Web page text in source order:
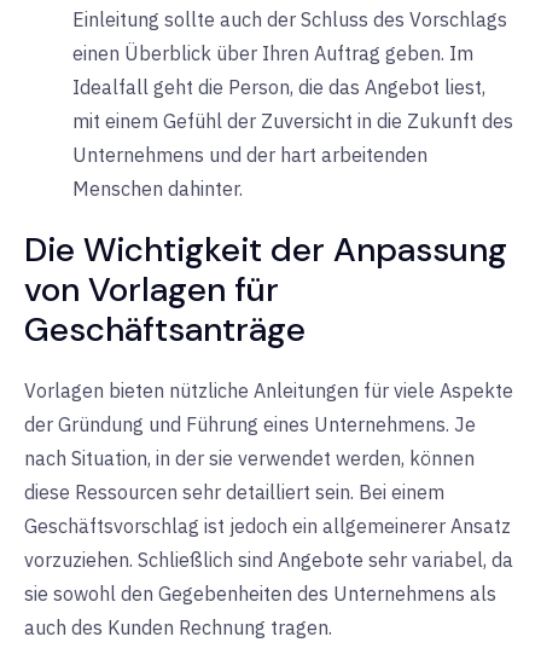
Einleitung sollte auch der Schluss des Vorschlags
einen Überblick über Ihren Auftrag geben. Im
Idealfall geht die Person, die das Angebot liest,
mit einem Gefühl der Zuversicht in die Zukunft des
Unternehmens und der hart arbeitenden
Menschen dahinter.
Die Wichtigkeit der Anpassung
von Vorlagen für
Geschäftsanträge
Vorlagen bieten nützliche Anleitungen für viele Aspekte
der Gründung und Führung eines Unternehmens. Je
nach Situation, in der sie verwendet werden, können
diese Ressourcen sehr detailliert sein. Bei einem
Geschäftsvorschlag ist jedoch ein allgemeinerer Ansatz
vorzuziehen. Schließlich sind Angebote sehr variabel, da
sie sowohl den Gegebenheiten des Unternehmens als
auch des Kunden Rechnung tragen.